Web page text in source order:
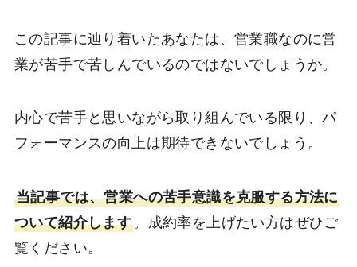
この記事に辿り着いたあなたは、営業職なのに営
業が苦手で苦しんでいるのではないでしょうか。
内心で苦手と思いながら取り組んでいる限り、パ
フォーマンスの向上は期待できないでしょう。
当記事では、営業への苦手意識を克服する方法に
ついて紹介します。成約率を上げたい方はぜひご
覧ください。